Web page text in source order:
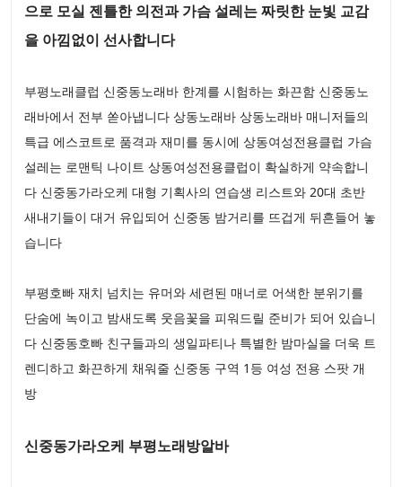
으로 모실 젠틀한 의전과 가슴 설레는 짜릿한 눈빛 교감
을 아낌없이 선사합니다
부평노래클럽 신중동노래바 한계를 시험하는 화끈함 신중동노
래바에서 전부 쏟아냅니다 상동노래바 상동노래바 매니저들의
특급 에스코트로 품격과 재미를 동시에 상동여성전용클럽 가슴
설레는 로맨틱 나이트 상동여성전용클럽이 확실하게 약속합니
다 신중동가라오케 대형 기획사의 연습생 리스트와 20대 초반
새내기들이 대거 유입되어 신중동 밤거리를 뜨겁게 뒤흔들어 놓
습니다
부평호빠 재치 넘치는 유머와 세련된 매너로 어색한 분위기를
단숨에 녹이고 밤새도록 웃음꽃을 피워드릴 준비가 되어 있습니
다 신중동호빠 친구들과의 생일파티나 특별한 밤마실을 더욱 트
렌디하고 화끈하게 채워줄 신중동 구역 1등 여성 전용 스팟 개
방
신중동가라오케 부평노래방알바